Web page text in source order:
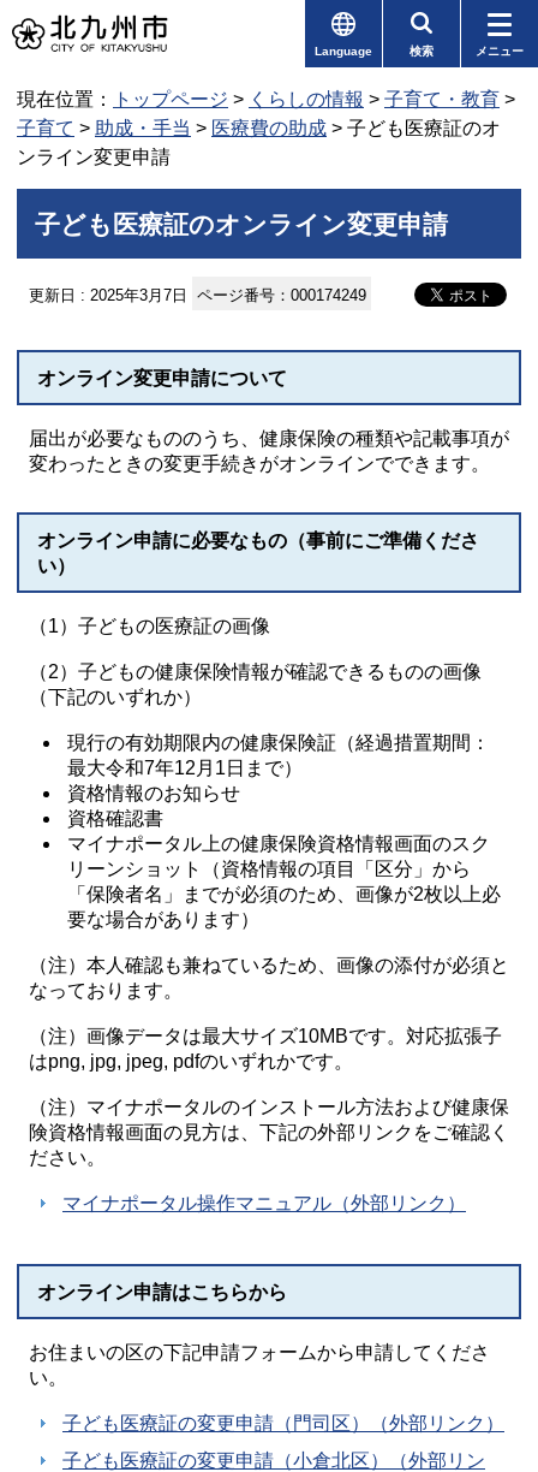
Language 検索 メニュー
現在位置： トップページ > くらしの情報 > 子育て・教育 >
子育て > 助成・手当 > 医療費の助成 > 子ども医療証のオ
ンライン変更申請
子ども医療証のオンライン変更申請
更新日 : 2025年3月7日 ページ番号：000174249
オンライン変更申請について
届出が必要なもののうち、健康保険の種類や記載事項が
変わったときの変更手続きがオンラインでできます。
オンライン申請に必要なもの（事前にご準備くださ
い）
（1）子どもの医療証の画像
（2）子どもの健康保険情報が確認できるものの画像
（下記のいずれか）
現行の有効期限内の健康保険証（経過措置期間：
最大令和7年12月1日まで）
資格情報のお知らせ
資格確認書
マイナポータル上の健康保険資格情報画面のスク
リーンショット（資格情報の項目「区分」から
「保険者名」までが必須のため、画像が2枚以上必
要な場合があります）
（注）本人確認も兼ねているため、画像の添付が必須と
なっております。
（注）画像データは最大サイズ10MBです。対応拡張子
はpng, jpg, jpeg, pdfのいずれかです。
（注）マイナポータルのインストール方法および健康保
険資格情報画面の見方は、下記の外部リンクをご確認く
ださい。
マイナポータル操作マニュアル（外部リンク）
オンライン申請はこちらから
お住まいの区の下記申請フォームから申請してくださ
い。
子ども医療証の変更申請（門司区）（外部リンク）
子ども医療証の変更申請（小倉北区）（外部リン